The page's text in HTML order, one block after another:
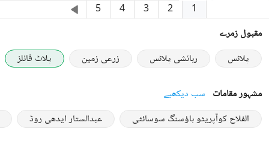
1
2
3
4
5
مقبول زمرے
پلاٹس
رہائشی پلاٹس زرعی زمین پلاٹ فائلز
مشہور مقامات سب دیکھیے
الفلاح کوآپریٹو ہاؤسنگ سوسائٹی
عبدالستار ایدھی روڈ